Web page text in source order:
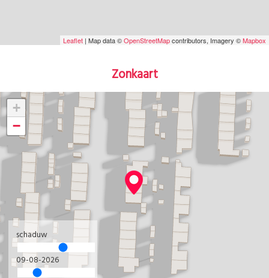
Leaflet | Map data ©OpenStreetMapcontributors, Imagery ©Mapbox
Zonkaart
+
−
schaduw
09-08-2026